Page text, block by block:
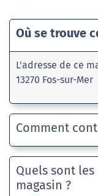
Où se trouve
L'adresse de ce
13270 Fos-sur-Mer
Comment
Quels sont
magasin ?